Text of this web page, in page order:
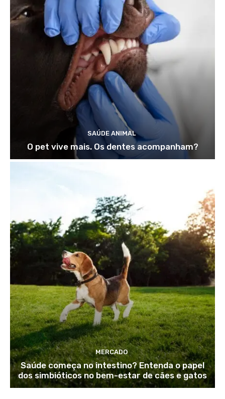
SAÚDE ANIMAL
O pet vive mais. Os dentes acompanham?
MERCADO
Saúde começa no intestino? Entenda o papel
dos simbióticos no bem-estar de cães e gatos